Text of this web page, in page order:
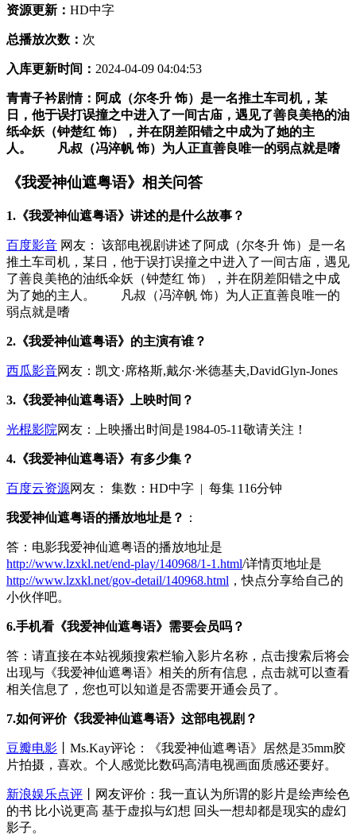
资源更新： HD中字
总播放次数： 次
入库更新时间： 2024-04-09 04:04:53
青青子衿剧情：阿成（尔冬升 饰）是一名推土车司机，某
日，他于误打误撞之中进入了一间古庙，遇见了善良美艳的油
纸伞妖（钟楚红 饰），并在阴差阳错之中成为了她的主
人。 凡叔（冯淬帆 饰）为人正直善良唯一的弱点就是嗜
《我爱神仙遮粤语》相关问答
1.《我爱神仙遮粤语》讲述的是什么故事？
百度影音 网友： 该部电视剧讲述了阿成（尔冬升 饰）是一名
推土车司机，某日，他于误打误撞之中进入了一间古庙，遇见
了善良美艳的油纸伞妖（钟楚红 饰），并在阴差阳错之中成
为了她的主人。 凡叔（冯淬帆 饰）为人正直善良唯一的
弱点就是嗜
2.《我爱神仙遮粤语》的主演有谁？
西瓜影音网友：凯文·席格斯,戴尔·米德基夫,DavidGlyn-Jones
3.《我爱神仙遮粤语》上映时间？
光棍影院网友：上映播出时间是1984-05-11敬请关注！
4.《我爱神仙遮粤语》有多少集？
百度云资源网友： 集数： HD中字 | 每集 116分钟
我爱神仙遮粤语的播放地址是？ ：
答：电影我爱神仙遮粤语的播放地址是
http://www.lzxkl.net/end-play/140968/1-1.html/详情页地址是
http://www.lzxkl.net/gov-detail/140968.html ，快点分享给自己的
小伙伴吧。
6.手机看《我爱神仙遮粤语》需要会员吗？
答：请直接在本站视频搜索栏输入影片名称，点击搜索后将会
出现与《我爱神仙遮粤语》相关的所有信息，点击就可以查看
相关信息了，您也可以知道是否需要开通会员了。
7.如何评价《我爱神仙遮粤语》这部电视剧？
豆瓣电影 丨Ms.Kay评论：《我爱神仙遮粤语》居然是35mm胶
片拍摄，喜欢。个人感觉比数码高清电视画面质感还要好。
新浪娱乐点评 丨网友评价：我一直认为所谓的影片是绘声绘色
的书 比小说更高 基于虚拟与幻想 回头一想却都是现实的虚幻
影子。